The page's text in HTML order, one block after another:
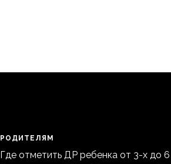
РОДИТЕЛЯМ
Где отметить ДР ребенка от 3-х до 6